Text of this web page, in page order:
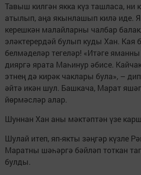
Тавыш килгән якка күз ташласа, ни
атылып, аңа якынлашып килә иде.
керешкән малайларны чалбар
эләктерердәй булып куды Хан. Кая
белмәделәр тегеләр! «Итәге
дияргә ярата Маһинур әбисе.
этнең дә кирәк чаклары була», –
әйтә икән шул. Башкача, Марат
йөрмәсләр алар.
Шуннан Хан аны мәктәптән үзе
Шулай итеп, яп-якты зәңгәр күзле
Маратны шәһәргә бәйләп тоткан
булды.